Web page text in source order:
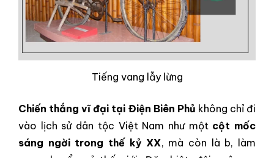
Tiếng vang lẫy lừng
Chiến thắng vĩ đại tại Điện Biên Phủ không chỉ đi
vào lịch sử dân tộc Việt Nam như mộtcột mốc
sáng ngời trong thế kỷ XX, mà còn là b, làm